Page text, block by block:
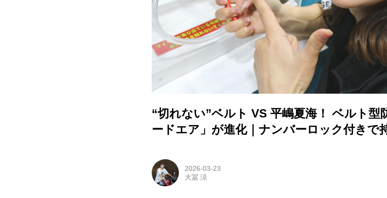
“切れない”ベルト VS 平嶋夏海！ ベルト型
ードエア」が進化｜ナンバーロック付きで
2026-03-23
大冨 涼